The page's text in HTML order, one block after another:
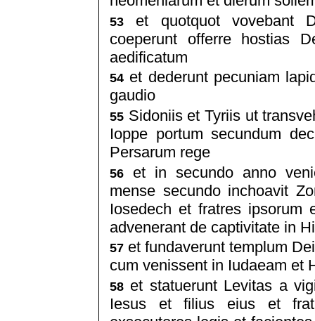
53
et quotquot vovebant
coeperunt offerre hostias
aedificatum
54 et dederunt pecuniam
gaudio
55 Sidoniis et Tyriis ut
Ioppe portum secundum
Persarum rege
56
et in secundo anno
mense secundo inchoavit
Iosedech et fratres ipsorum
advenerant de captivitate in
57 et fundaverunt templum
cum venissent in Iudaeam et
58 et statuerunt Levitas a
Iesus et filius eius et